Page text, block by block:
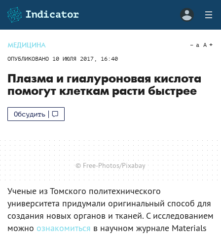
МЕДИЦИНА
ОПУБЛИКОВАНО 10 ИЮЛЯ 2017, 16:40
a A
Плазма и гиалуроновая кислота
помогут клеткам расти быстрее
Обсудить
© Free-Photos/Pixabay
Ученые из Томского политехнического
университета придумали оригинальный способ для
создания новых органов и тканей. С исследованием
можно ознакомиться в научном журнале Materials